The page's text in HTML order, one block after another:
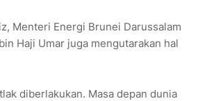
Menteri Energi Brunei Darussalam
Haji Umar juga mengutarakan hal
diberlakukan. Masa depan dunia